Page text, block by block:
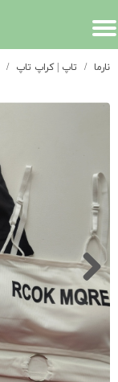
نارما تاپ | کراپ تاپ